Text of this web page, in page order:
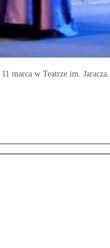
marca w Teatrze im.